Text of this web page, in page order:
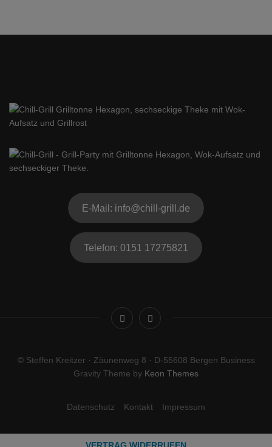
E-Mail: info@chill-grill.de
Telefon: 0151 17275821
© Steffen Kreitzer · Zäunenweg 8 · D-55608 Bergen Business
Gravity Theme by Keon Themes
Datenschutz Kontakt Impressum